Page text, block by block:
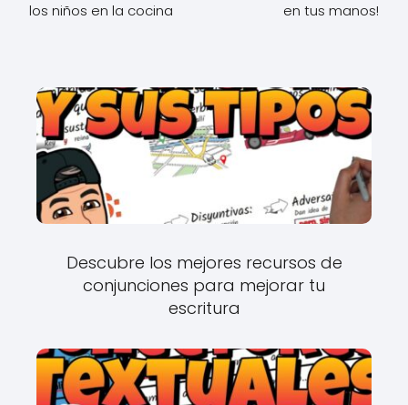
los niños en la cocina
en tus manos!
Descubre los mejores recursos de
conjunciones para mejorar tu
escritura